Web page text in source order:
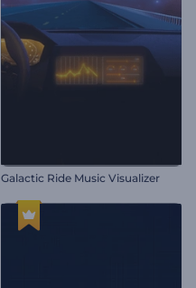
Galactic Ride Music Visualizer